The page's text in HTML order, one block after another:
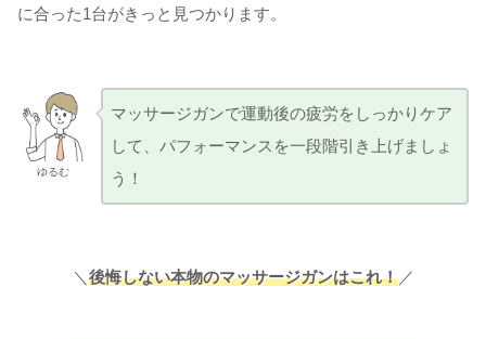
に合った1台がきっと見つかります。
ゆるむ
マッサージガンで運動後の疲労をしっかりケア
して、パフォーマンスを一段階引き上げましょ
う！
＼ 後悔しない本物のマッサージガンはこれ！／